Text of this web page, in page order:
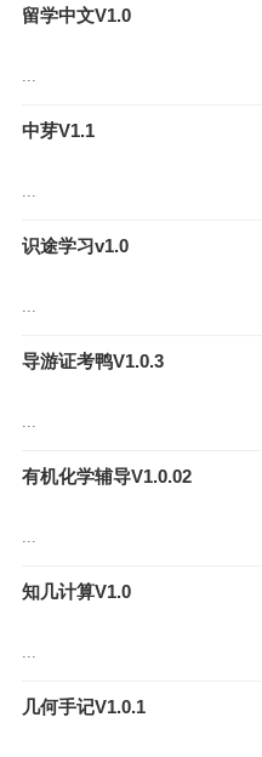
留学中文V1.0
...
中芽V1.1
...
识途学习v1.0
...
导游证考鸭V1.0.3
...
有机化学辅导V1.0.02
...
知几计算V1.0
...
几何手记V1.0.1